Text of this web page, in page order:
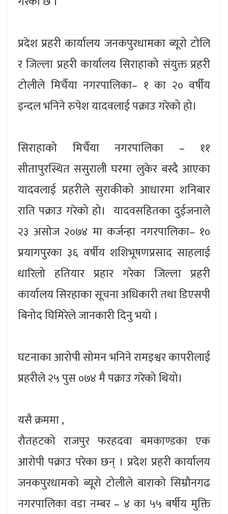
प्रदेश प्रहरी कार्यालय जनकपुरधामका ब्यूरो टोलि
र जिल्ला प्रहरी कार्यालय सिराहाको संयुक्त प्रहरी
टोलीले मिर्चैया नगरपालिका– १ का २० वर्षीय
इन्दल भनिने रुपेश यादवलाई पक्राउ गरेको हो।
सिराहाको मिर्चैया नगरपालिका – ११
सीतापुरस्थित ससुराली घरमा लुकेर बस्दै आएका
यादवलाई प्रहरीले सुराकीको आधारमा शनिबार
राति पक्राउ गरेको हो। यादवसहितका दुईजनाले
२३ असोज २०७४ मा कर्जन्हा नगरपालिका– १०
प्रयागपुरका ३६ वर्षीय शशिभूषणप्रसाद साहलाई
धारिलो हतियार प्रहार गरेका जिल्ला प्रहरी
कार्यालय सिरहाका सूचना अधिकारी तथा डिएसपी
बिनोद घिमिरेले जानकारी दिनु भयो ।
घटनाका आरोपी सोमन भनिने रामइश्वर कापरीलाई
प्रहरीले २५ पुस ०७४ मै पक्राउ गरेको थियो।
यसै क्रममा ,
रौतहटको राजपुर फरहदवा बमकाण्डका एक
आरोपी पक्राउ परेका छन् । प्रदेश प्रहरी कार्यालय
जनकपुरधामको ब्यूरो टोलीले बाराको सिम्रौनगढ
नगरपालिका वडा नम्बर – ४ का ५५ बर्षीय मुक्ति